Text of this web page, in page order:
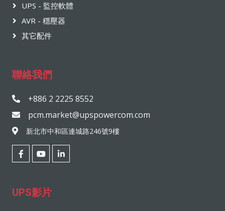
UPS - 監控軟體
AVR - 穩壓器
其它配件
聯絡我們
+886 2 2225 8552
pcm.market@upspowercom.com
新北市中和區連城路246號9樓
UPS影片